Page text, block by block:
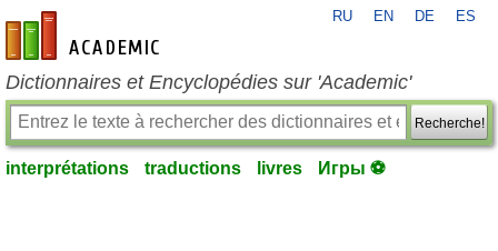
fr-academic.com
RU EN DE ES
Dictionnaires et Encyclopédies sur 'Academic'
Recherche!
interprétations traductions livres Игры ⚽